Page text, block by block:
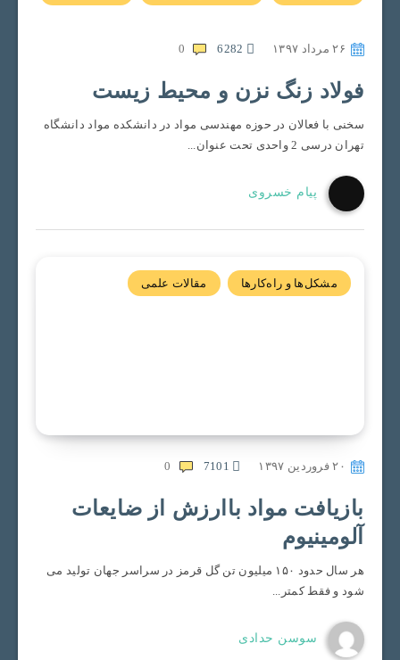
۲۶ مرداد ۱۳۹۷ 0
فولاد زنگ نزن و محیط زیست
سخنی با فعالان در حوزه مهندسی مواد در دانشکده مواد دانشگاه
تهران درسی 2 واحدی تحت عنوان...
پیام خسروی
مشکل‌ها و راه‌کارها مقالات علمی
۲۰ فروردین ۱۳۹۷ 0
بازیافت مواد باارزش از ضایعات
آلومینیوم
هر سال حدود ۱۵۰ میلیون تن گل قرمز در سراسر جهان تولید می
شود و فقط کمتر...
سوسن حدادی